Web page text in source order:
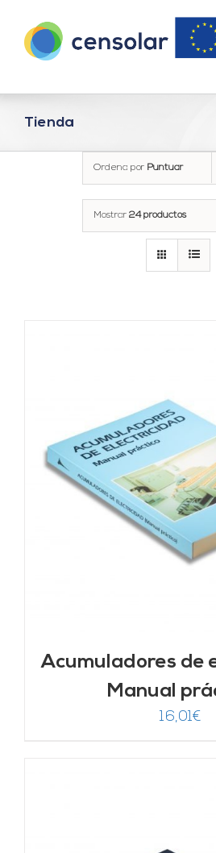
contenido
Tienda
Ordena por Puntuar
Mostrar 24 productos
Acumuladores de
Manual
16,01€